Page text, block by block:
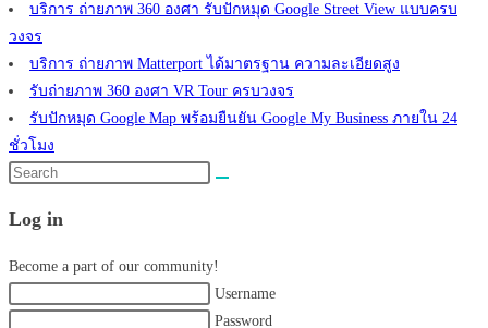
บริการ ถ่ายภาพ 360 องศา รับปักหมุด Google Street View แบบครบ
วงจร
บริการ ถ่ายภาพ Matterport ได้มาตรฐาน ความละเอียดสูง
รับถ่ายภาพ 360 องศา VR Tour ครบวงจร
รับปักหมุด Google Map พร้อมยืนยัน Google My Business ภายใน 24
ชั่วโมง
Search
website
Log in
Become a part of our community!
Username
Password